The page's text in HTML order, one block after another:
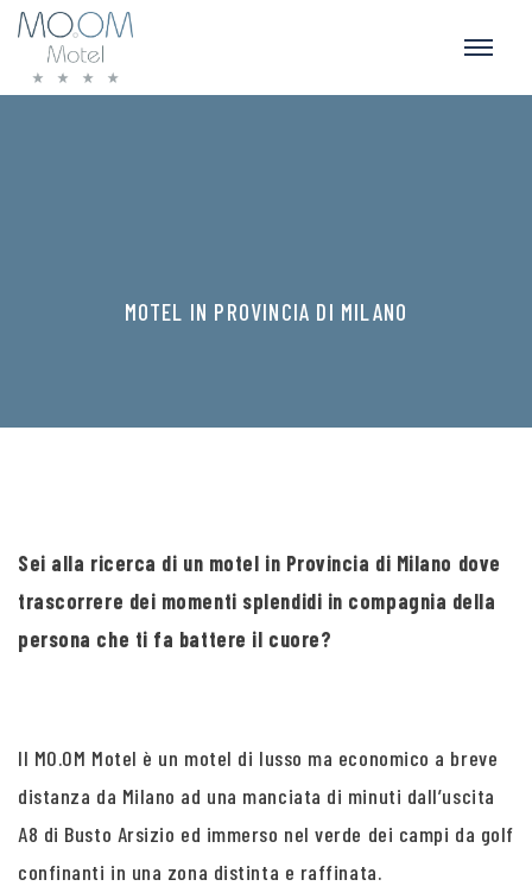
MOTEL IN PROVINCIA DI MILANO
Sei alla ricerca di un motel in Provincia di Milano dove
trascorrere dei momenti splendidi in compagnia della
persona che ti fa battere il cuore?
Il MO.OM Motel è un motel di lusso ma economico a breve
distanza da Milano ad una manciata di minuti dall’uscita
A8 di Busto Arsizio ed immerso nel verde dei campi da golf
confinanti in una zona distinta e raffinata.